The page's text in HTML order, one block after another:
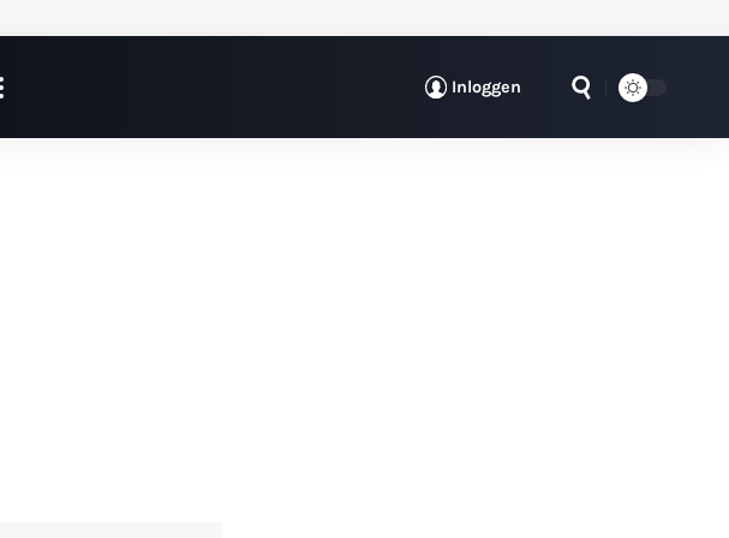
Inloggen